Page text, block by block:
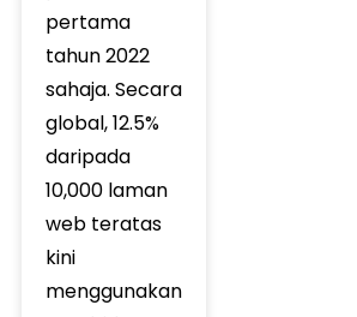
pertama
tahun 2022
sahaja. Secara
global, 12.5% ​​
daripada
10,000 laman
web teratas
kini
menggunakan